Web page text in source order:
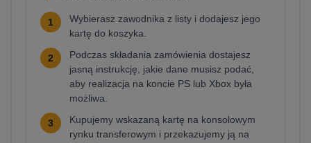
1
Wybierasz zawodnika z listy i dodajesz jego
kartę do koszyka.
2
Podczas składania zamówienia dostajesz
jasną instrukcję, jakie dane musisz podać,
aby realizacja na koncie PS lub Xbox była
możliwa.
3
Kupujemy wskazaną kartę na konsolowym
rynku transferowym i przekazujemy ją na